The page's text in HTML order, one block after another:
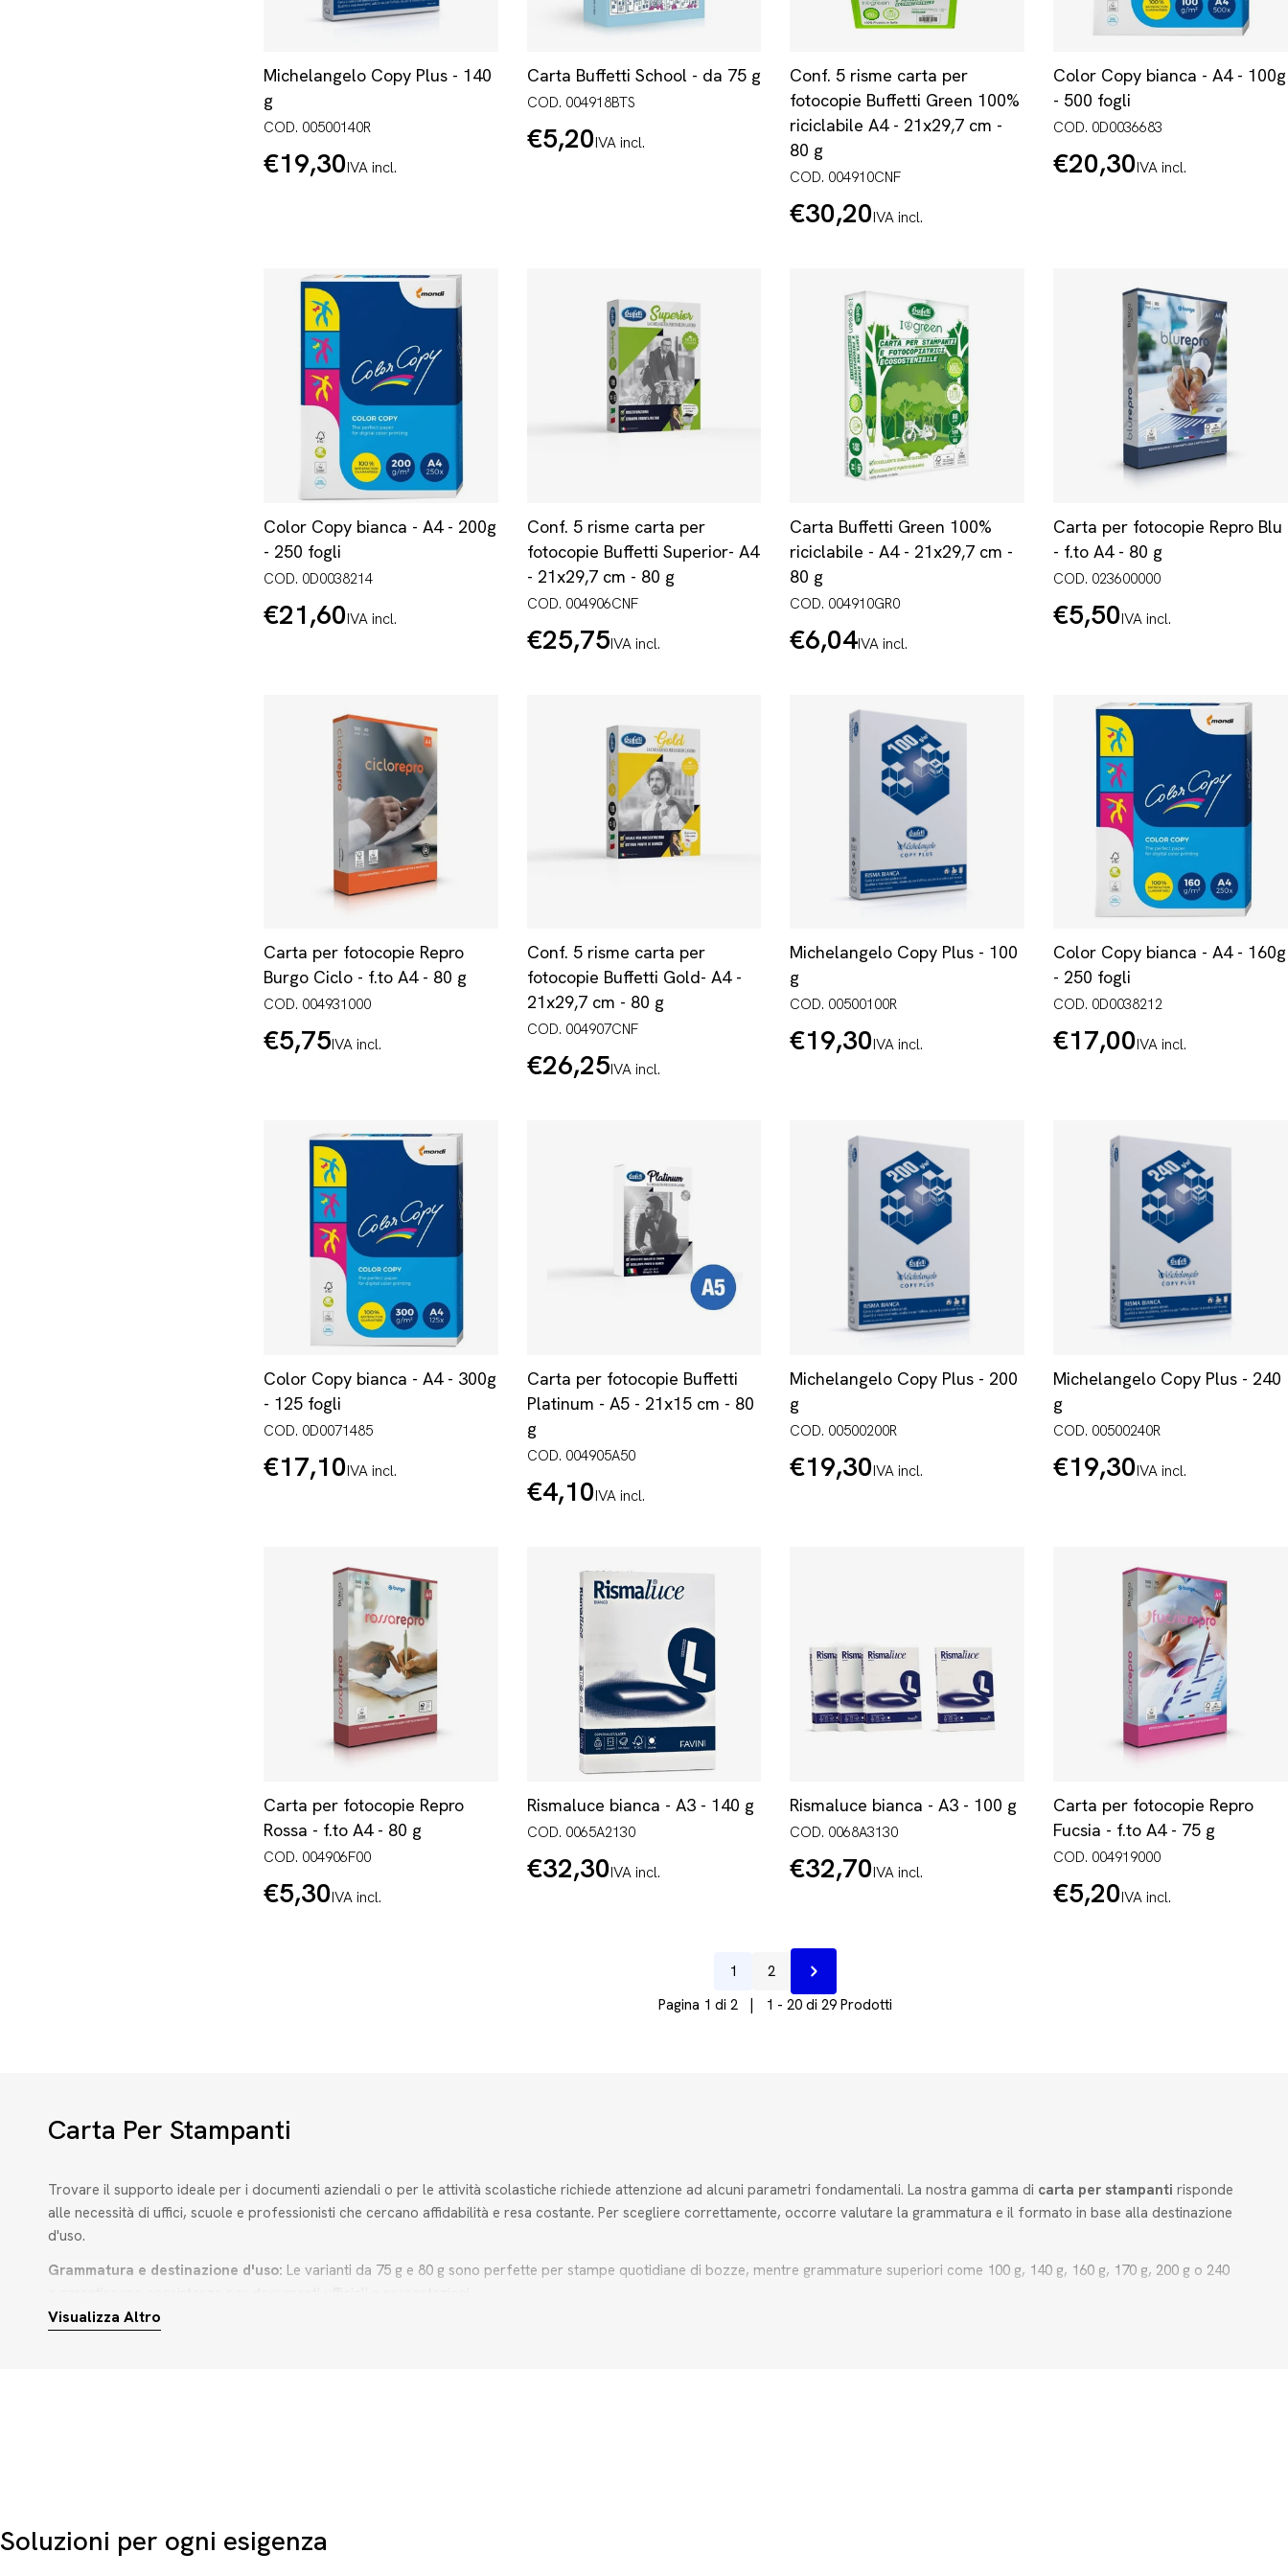
Michelangelo Copy Plus - 140
g
COD. 00500140R
Prezzo
normale
€19,30IVA incl.
Carta Buffetti School - da 75 g
COD. 004918BTS
Prezzo
normale
€5,20IVA incl.
Conf. 5 risme carta per
fotocopie Buffetti Green 100%
riciclabile A4 - 21x29,7 cm -
80 g
COD. 004910CNF
Prezzo
normale
€30,20IVA incl.
Color Copy bianca - A4 - 100g
- 500 fogli
COD. 0D0036683
Prezzo
normale
€20,30IVA incl.
Color Copy bianca - A4 - 200g
- 250 fogli
COD. 0D0038214
Prezzo
normale
€21,60IVA incl.
Conf. 5 risme carta per
fotocopie Buffetti Superior- A4
- 21x29,7 cm - 80 g
COD. 004906CNF
Prezzo
normale
€25,75IVA incl.
Carta Buffetti Green 100%
riciclabile - A4 - 21x29,7 cm -
80 g
COD. 004910GR0
Prezzo
normale
€6,04IVA incl.
Carta per fotocopie Repro Blu
- f.to A4 - 80 g
COD. 023600000
Prezzo
normale
€5,50IVA incl.
Carta per fotocopie Repro
Burgo Ciclo - f.to A4 - 80 g
COD. 004931000
Prezzo
normale
€5,75IVA incl.
Conf. 5 risme carta per
fotocopie Buffetti Gold- A4 -
21x29,7 cm - 80 g
COD. 004907CNF
Prezzo
normale
€26,25IVA incl.
Michelangelo Copy Plus - 100
g
COD. 00500100R
Prezzo
normale
€19,30IVA incl.
Color Copy bianca - A4 - 160g
- 250 fogli
COD. 0D0038212
Prezzo
normale
€17,00IVA incl.
Color Copy bianca - A4 - 300g
- 125 fogli
COD. 0D0071485
Prezzo
normale
€17,10IVA incl.
Carta per fotocopie Buffetti
Platinum - A5 - 21x15 cm - 80
g
COD. 004905A50
Prezzo
normale
€4,10IVA incl.
Michelangelo Copy Plus - 200
g
COD. 00500200R
Prezzo
normale
€19,30IVA incl.
Michelangelo Copy Plus - 240
g
COD. 00500240R
Prezzo
normale
€19,30IVA incl.
Carta per fotocopie Repro
Rossa - f.to A4 - 80 g
COD. 004906F00
Prezzo
normale
€5,30IVA incl.
Rismaluce bianca - A3 - 140 g
COD. 0065A2130
Prezzo
normale
€32,30IVA incl.
Rismaluce bianca - A3 - 100 g
COD. 0068A3130
Prezzo
normale
€32,70IVA incl.
Carta per fotocopie Repro
Fucsia - f.to A4 - 75 g
COD. 004919000
Prezzo
normale
€5,20IVA incl.
1 2
Prossimo
Pagina 1 di 2 | 1 - 20 di 29 Prodotti
Carta Per Stampanti
Trovare il supporto ideale per i documenti aziendali o per le attività scolastiche richiede attenzione ad alcuni parametri fondamentali. La nostra gamma di carta per stampanti risponde
alle necessità di uffici, scuole e professionisti che cercano affidabilità e resa costante. Per scegliere correttamente, occorre valutare la grammatura e il formato in base alla destinazione
d'uso.
Grammatura e destinazione d'uso: Le varianti da 75 g e 80 g sono perfette per stampe quotidiane di bozze, mentre grammature superiori come 100 g, 140 g, 160 g, 170 g, 200 g o 240
Formato e tipologia:
Visualizza Altro
Soluzioni per ogni esigenza